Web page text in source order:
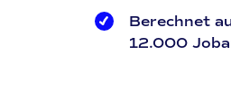
Berechnet
12.000